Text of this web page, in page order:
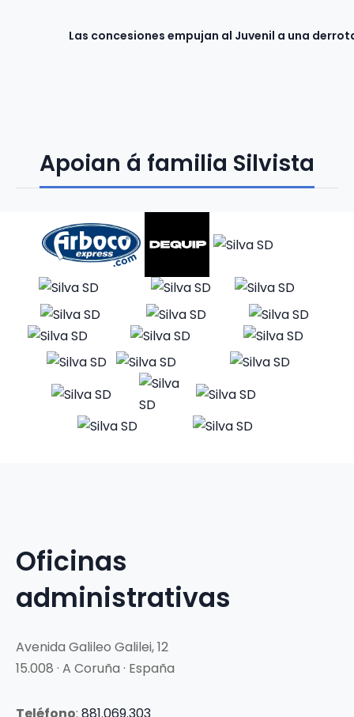
Las concesiones empujan al Juvenil a una
Apoian á familia Silvista
Oficinas
administrativas
Avenida Galileo Galilei, 12
15.008 · A Coruña · España